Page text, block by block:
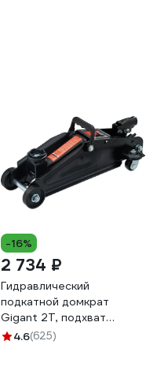
-16%
2 734 ₽
Гидравлический
подкатной домкрат
Gigant 2Т, подхват
140мм, подъем350мм,
4.6(625)